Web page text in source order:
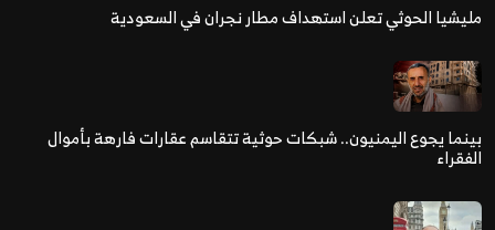
مليشيا الحوثي تعلن استهداف مطار نجران في السعودية
بينما يجوع اليمنيون.. شبكات حوثية تتقاسم عقارات فارهة بأموال
الفقراء